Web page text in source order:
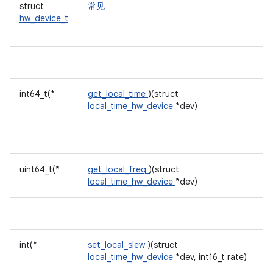
struct
hw_device_t
常见
int64_t(* get_local_time )(struct
local_time_hw_device *dev)
uint64_t(* get_local_freq )(struct
local_time_hw_device *dev)
int(* set_local_slew )(struct
local_time_hw_device *dev, int16_t rate)